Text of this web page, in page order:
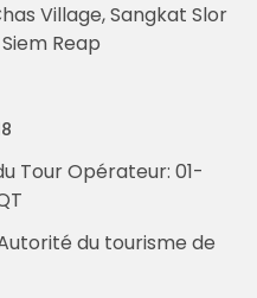
Village, Sangkat Slor
Reap
Tour Opérateur: 01-
du tourisme de